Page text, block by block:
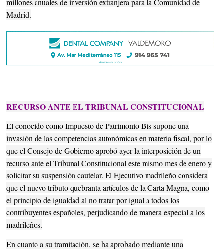
millones anuales de inversión extranjera para la Comunidad de
Madrid.
RECURSO ANTE EL TRIBUNAL CONSTITUCIONAL
El conocido como Impuesto de Patrimonio Bis supone una
invasión de las competencias autonómicas en materia fiscal, por lo
que el Consejo de Gobierno aprobó ayer la interposición de un
recurso ante el Tribunal Constitucional este mismo mes de enero y
solicitar su suspensión cautelar. El Ejecutivo madrileño considera
que el nuevo tributo quebranta artículos de la Carta Magna, como
el principio de igualdad al no tratar por igual a todos los
contribuyentes españoles, perjudicando de manera especial a los
madrileños.
En cuanto a su tramitación, se ha aprobado mediante una